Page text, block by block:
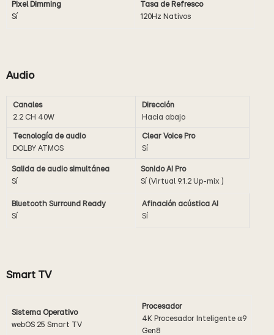
Pixel Dimming
Sí
Tasa de Refresco
120Hz Nativos
Audio
Canales
2.2 CH 40W
Dirección
Hacia abajo
Tecnología de audio
DOLBY ATMOS
Clear Voice Pro
Sí
Salida de audio simultánea
Sí
Sonido AI Pro
Sí (Virtual 9.1.2 Up-mix )
Bluetooth Surround Ready
Sí
Afinación acústica AI
Sí
Smart TV
Sistema Operativo
webOS 25 Smart TV
Procesador
4K Procesador Inteligente α9
Gen8